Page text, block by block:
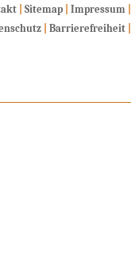
| Sitemap| Impressum|
| Barrierefreiheit|